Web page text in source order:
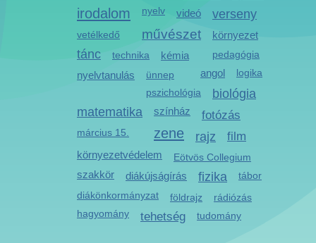
irodalom
nyelv videó verseny
művészet
vetélkedő környezet
tánc pedagógia
technika
kémia
angol
nyelvtanulás
pszichológia
matematika
ünnep
biológia
színház fotózás
zene
március 15.
környezetvédelem
rajz
Eötvös Collegium
szakkör
film
diákújságírás
logika
fizika
tábor
diákönkormányzat
földrajz
hagyomány
rádiózás
tehetség tudomány